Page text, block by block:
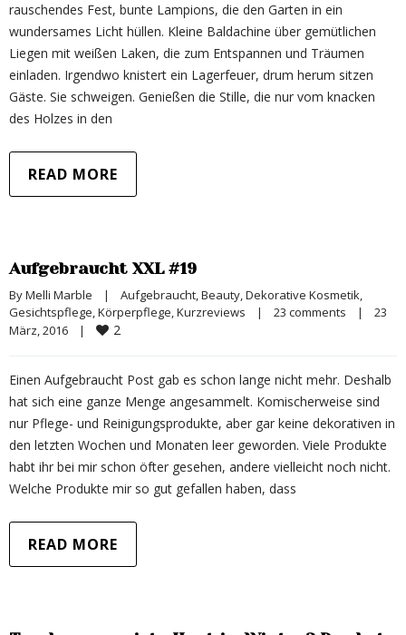
rauschendes Fest, bunte Lampions, die den Garten in ein
wundersames Licht hüllen. Kleine Baldachine über gemütlichen
Liegen mit weißen Laken, die zum Entspannen und Träumen
einladen. Irgendwo knistert ein Lagerfeuer, drum herum sitzen
Gäste. Sie schweigen. Genießen die Stille, die nur vom knacken
des Holzes in den
READ MORE
Aufgebraucht XXL #19
By Melli Marble | Aufgebraucht, Beauty, Dekorative Kosmetik
Gesichtspflege, Körperpflege, Kurzreviews | 23 comments |
23
März, 2016
| 2
Einen Aufgebraucht Post gab es schon lange nicht mehr. Deshalb
hat sich eine ganze Menge angesammelt. Komischerweise sind
nur Pflege- und Reinigungsprodukte, aber gar keine dekorativen in
den letzten Wochen und Monaten leer geworden. Viele Produkte
habt ihr bei mir schon öfter gesehen, andere vielleicht noch nicht.
Welche Produkte mir so gut gefallen haben, dass
READ MORE